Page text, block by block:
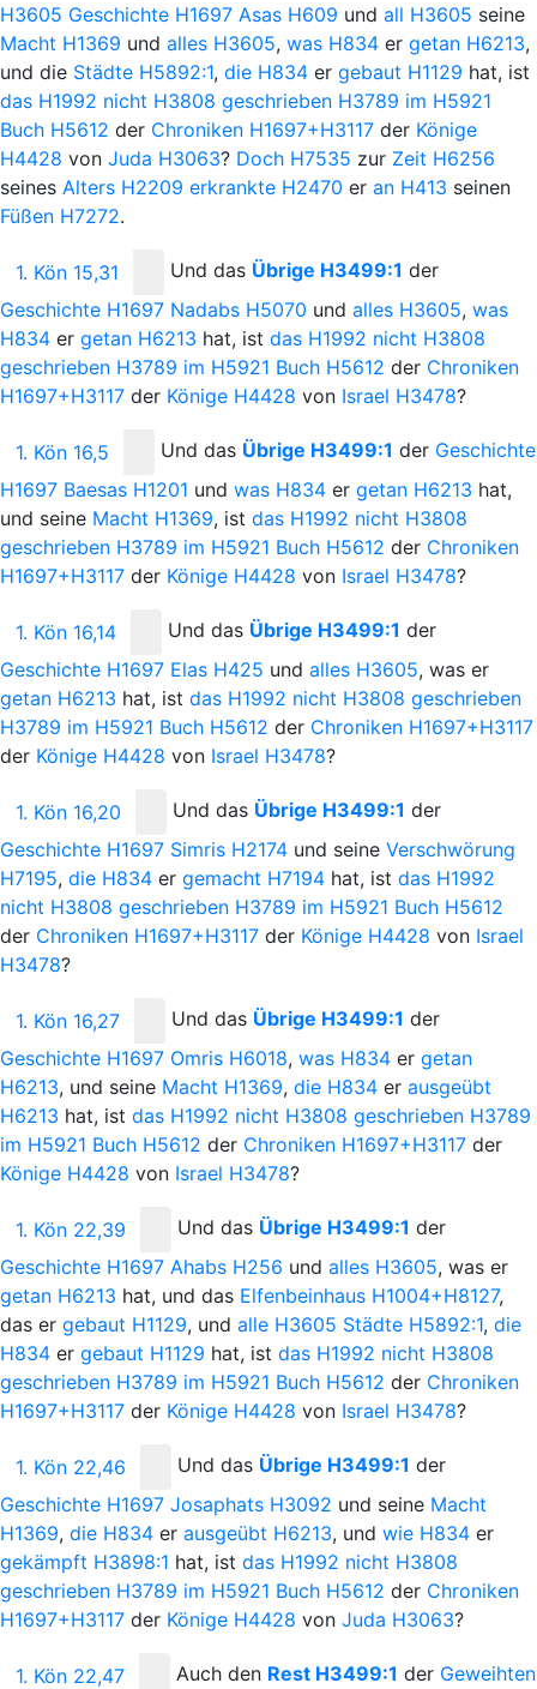
H3605 Geschichte H1697 Asas H609 und all H3605 seine
Macht H1369 und alles H3605, was H834 er getan H6213,
und die Städte H5892:1, die H834 er gebaut H1129 hat, ist
das H1992 nicht H3808 geschrieben H3789 im H5921
Buch H5612 der Chroniken H1697+H3117 der Könige
H4428 von Juda H3063? Doch H7535 zur Zeit H6256
seines Alters H2209 erkrankte H2470 er an H413 seinen
Füßen H7272.
1. Kön 15,31 Und das Übrige H3499:1 der
Geschichte H1697 Nadabs H5070 und alles H3605, was
H834 er getan H6213 hat, ist das H1992 nicht H3808
geschrieben H3789 im H5921 Buch H5612 der Chroniken
H1697+H3117 der Könige H4428 von Israel H3478?
1. Kön 16,5 Und das Übrige H3499:1 der Geschichte
H1697 Baesas H1201 und was H834 er getan H6213 hat,
und seine Macht H1369, ist das H1992 nicht H3808
geschrieben H3789 im H5921 Buch H5612 der Chroniken
H1697+H3117 der Könige H4428 von Israel H3478?
1. Kön 16,14 Und das Übrige H3499:1 der
Geschichte H1697 Elas H425 und alles H3605, was er
getan H6213 hat, ist das H1992 nicht H3808 geschrieben
H3789 im H5921 Buch H5612 der Chroniken H1697+H3117
der Könige H4428 von Israel H3478?
1. Kön 16,20 Und das Übrige H3499:1 der
Geschichte H1697 Simris H2174 und seine Verschwörung
H7195, die H834 er gemacht H7194 hat, ist das H1992
nicht H3808 geschrieben H3789 im H5921 Buch H5612
der Chroniken H1697+H3117 der Könige H4428 von Israel
H3478?
1. Kön 16,27 Und das Übrige H3499:1 der
Geschichte H1697 Omris H6018, was H834 er getan
H6213, und seine Macht H1369, die H834 er ausgeübt
H6213 hat, ist das H1992 nicht H3808 geschrieben H3789
im H5921 Buch H5612 der Chroniken H1697+H3117 der
Könige H4428 von Israel H3478?
1. Kön 22,39 Und das Übrige H3499:1 der
Geschichte H1697 Ahabs H256 und alles H3605, was er
getan H6213 hat, und das Elfenbeinhaus H1004+H8127,
das er gebaut H1129, und alle H3605 Städte H5892:1, die
H834 er gebaut H1129 hat, ist das H1992 nicht H3808
geschrieben H3789 im H5921 Buch H5612 der Chroniken
H1697+H3117 der Könige H4428 von Israel H3478?
1. Kön 22,46 Und das Übrige H3499:1 der
Geschichte H1697 Josaphats H3092 und seine Macht
H1369, die H834 er ausgeübt H6213, und wie H834 er
gekämpft H3898:1 hat, ist das H1992 nicht H3808
geschrieben H3789 im H5921 Buch H5612 der Chroniken
H1697+H3117 der Könige H4428 von Juda H3063?
1. Kön 22,47 Auch den Rest H3499:1 der Geweihten